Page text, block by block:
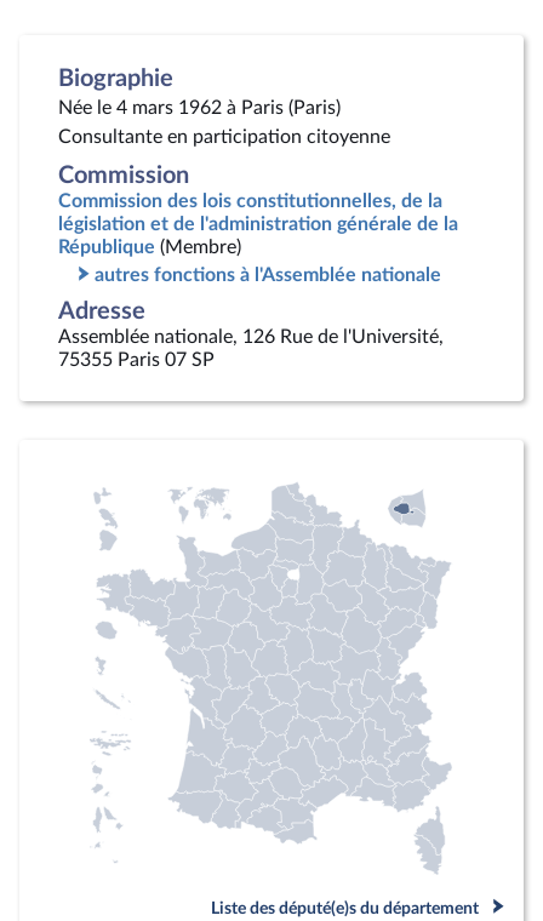
Biographie
Née le 4 mars 1962 à Paris (Paris)
Consultante en participation citoyenne
Commission
Commission des lois constitutionnelles, de la
législation et de l'administration générale de la
République (Membre)
autres fonctions à l'Assemblée nationale
Adresse
Assemblée nationale, 126 Rue de l'Université,
75355 Paris 07 SP
Liste des député(e)s du département